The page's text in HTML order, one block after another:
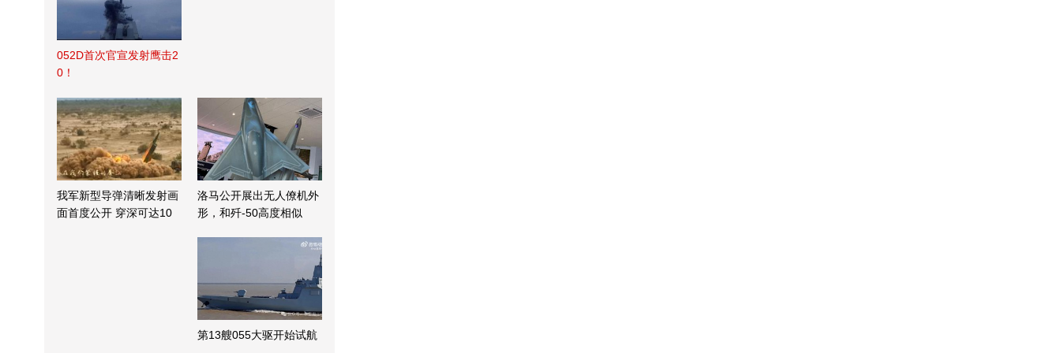
052D首次官宣发射鹰击2
0！
我军新型导弹清晰发射画
面首度公开 穿深可达10
洛马公开展出无人僚机外
形，和歼-50高度相似
第13艘055大驱开始试航